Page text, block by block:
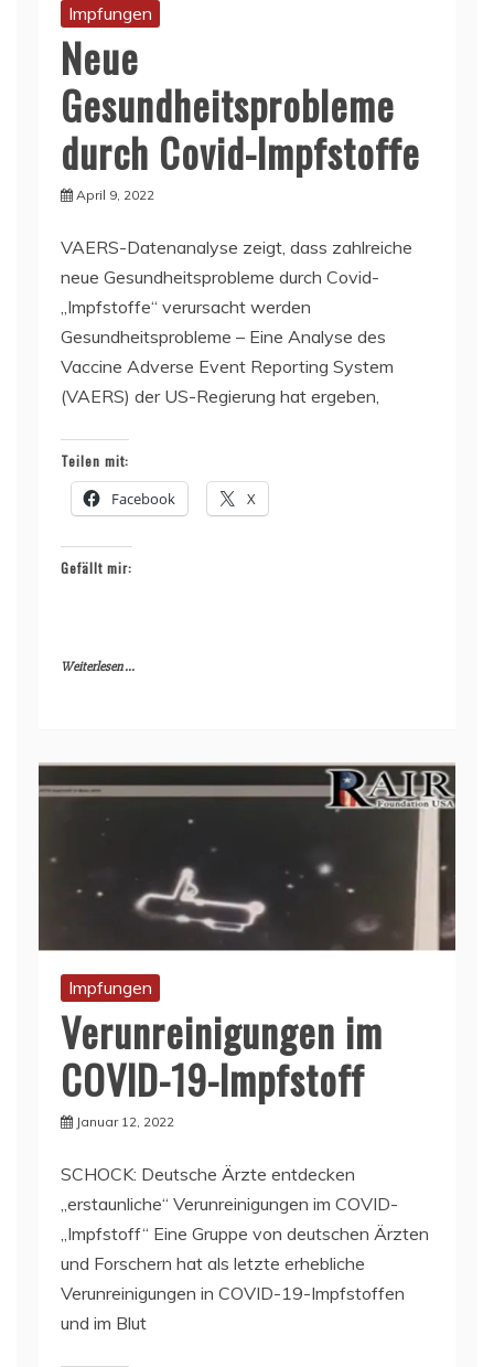
Impfungen
Neue
Gesundheitsprobleme
durch Covid-Impfstoffe
April 9, 2022
VAERS-Datenanalyse zeigt, dass zahlreiche
neue Gesundheitsprobleme durch Covid-
„Impfstoffe“ verursacht werden
Gesundheitsprobleme – Eine Analyse des
Vaccine Adverse Event Reporting System
(VAERS) der US-Regierung hat ergeben,
Teilen mit:
Facebook X
Gefällt mir:
Weiterlesen ...
Impfungen
Verunreinigungen im
COVID-19-Impfstoff
Januar 12, 2022
SCHOCK: Deutsche Ärzte entdecken
„erstaunliche“ Verunreinigungen im COVID-
„Impfstoff“ Eine Gruppe von deutschen Ärzten
und Forschern hat als letzte erhebliche
Verunreinigungen in COVID-19-Impfstoffen
und im Blut